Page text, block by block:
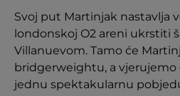
Svoj put Martinjak nastavlja
londonskoj O2 areni ukrstiti
Villanuevom. Tamo će
bridgerweightu, a vjerujemo
jednu spektakularnu